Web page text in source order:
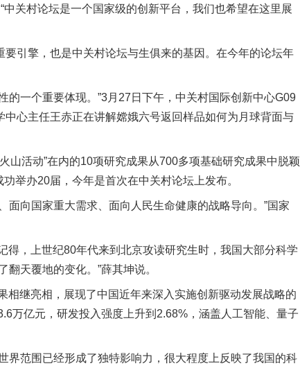
关村论坛是一个国家级的创新平台，我们也希望在这里展
引擎，也是中关村论坛与生俱来的基因。在今年的论坛年
一个重要体现。”3月27日下午，中关村国际创新中心G09
心主任王赤正在讲解嫦娥六号返回样品如何为月球背面与
活动”在内的10项研究成果从700多项基础研究成果中脱颖
举办20届，今年是首次在中关村论坛上发布。
向国家重大需求、面向人民生命健康的战略导向。”国家
，上世纪80年代来到北京攻读研究生时，我国大部分科学
天覆地的变化。”薛其坤说。
继亮相，展现了中国近年来深入实施创新驱动发展战略的
万亿元，研发投入强度上升到2.68%，涵盖人工智能、量子
范围已经形成了独特影响力，很大程度上反映了我国的科